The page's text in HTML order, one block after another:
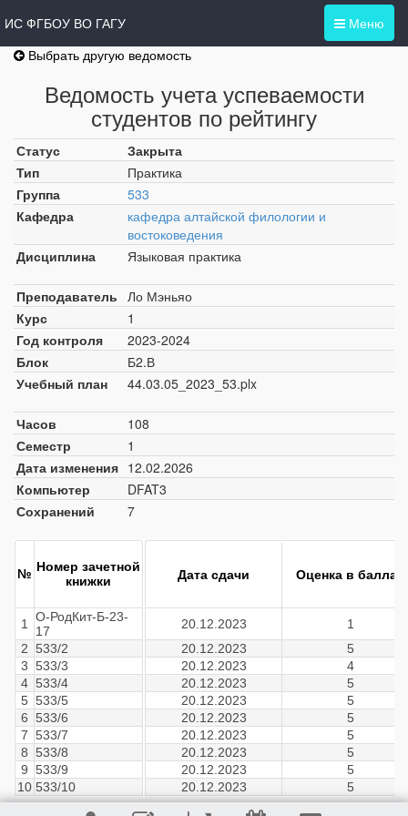
Меню
ИС ФГБОУ ВО ГАГУ
Выбрать другую ведомость
Ведомость учета успеваемости
студентов по рейтингу
Статус
Закрыта
Тип
Практика
Группа
533
Кафедра
кафедра алтайской филологии и
востоковедения
Дисциплина
Языковая практика
Преподаватель Ло Мэньяо
Курс
1
Год контроля
2023-2024
Блок
Б2.В
Учебный план
44.03.05_2023_53.plx
Часов
108
Семестр
1
Дата изменения 12.02.2026
Компьютер
DFAT3
Сохранений
7
№ Номер зачетной
книжки
1
О-РодКит-Б-23-
17
2 533/2
3 533/3
4 533/4
5 533/5
6 533/6
7 533/7
8 533/8
9 533/9
10 533/10
Дата сдачи Оценка в баллах
20.12.2023
1
20.12.2023
5
20.12.2023
4
20.12.2023
5
20.12.2023
5
20.12.2023
5
20.12.2023
5
20.12.2023
5
20.12.2023
5
20.12.2023
5